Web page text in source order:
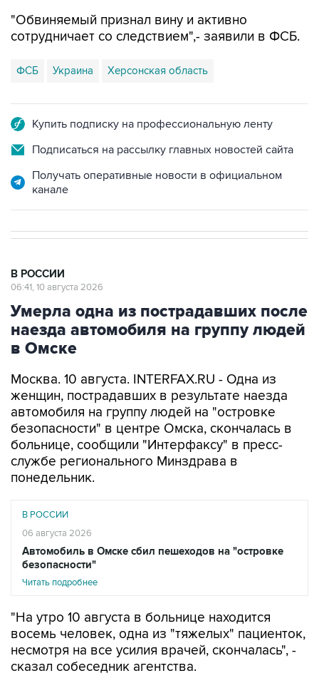
"Обвиняемый признал вину и активно
сотрудничает со следствием",- заявили в ФСБ.
ФСБ Украина Херсонская область
Купить подписку на профессиональную ленту
Подписаться на рассылку главных новостей сайта
Получать оперативные новости в официальном
канале
В РОССИИ
06:41, 10 августа 2026
Умерла одна из пострадавших после
наезда автомобиля на группу людей
в Омске
Москва. 10 августа. INTERFAX.RU - Одна из
женщин, пострадавших в результате наезда
автомобиля на группу людей на "островке
безопасности" в центре Омска, скончалась в
больнице, сообщили "Интерфаксу" в пресс-
службе регионального Минздрава в
понедельник.
В РОССИИ
06 августа 2026
Автомобиль в Омске сбил пешеходов на "островке
безопасности"
Читать подробнее
"На утро 10 августа в больнице находится
восемь человек, одна из "тяжелых" пациенток,
несмотря на все усилия врачей, скончалась", -
сказал собеседник агентства.